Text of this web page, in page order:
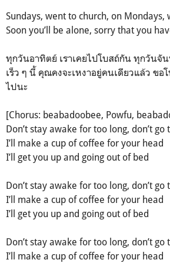
Sundays, went to church, on Mondays,
Soon you’ll be alone, sorry that you
ทุกวันอาทิตย์ เราเคยไปโบสถ์กัน ทุกวันจั
เร็ว ๆ นี้ คุณคงจะเหงาอยู่คนเดียวแล้ว ข
ไปนะ
[Chorus: beabadoobee, Powfu,
Don’t stay awake for too long, don’t go
I’ll make a cup of coffee for your head
I’ll get you up and going out of bed
Don’t stay awake for too long, don’t go
I’ll make a cup of coffee for your head
I’ll get you up and going out of bed
Don’t stay awake for too long, don’t go
I’ll make a cup of coffee for your head